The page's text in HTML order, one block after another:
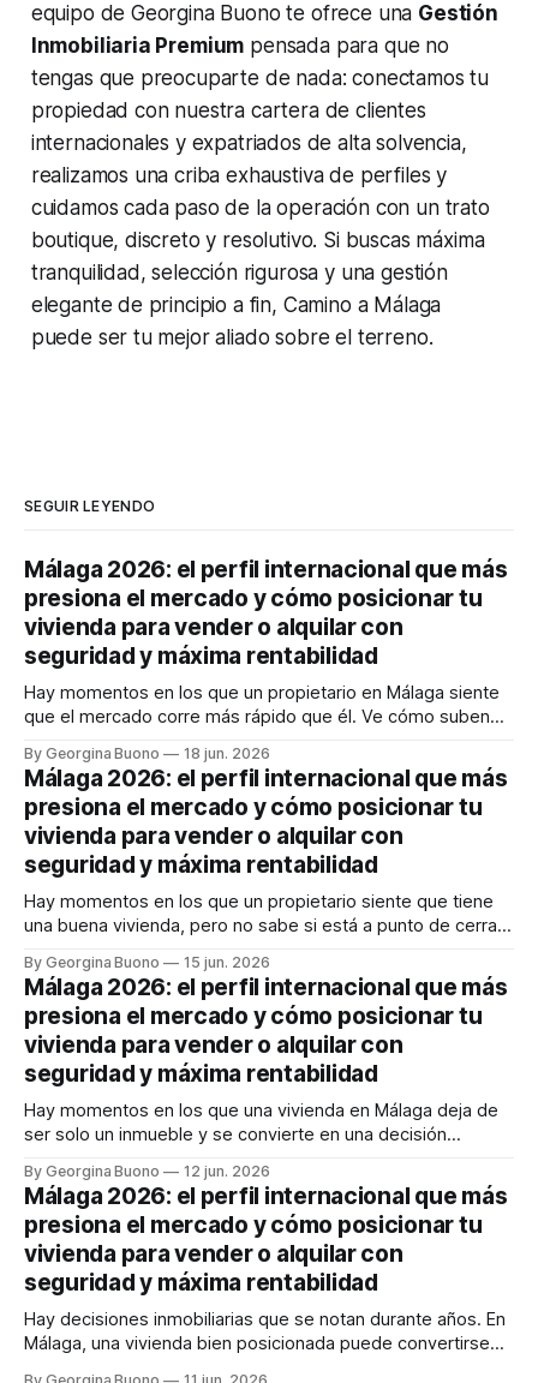
equipo de Georgina Buono te ofrece una Gestión
Inmobiliaria Premium pensada para que no
tengas que preocuparte de nada: conectamos tu
propiedad con nuestra cartera de clientes
internacionales y expatriados de alta solvencia,
realizamos una criba exhaustiva de perfiles y
cuidamos cada paso de la operación con un trato
boutique, discreto y resolutivo. Si buscas máxima
tranquilidad, selección rigurosa y una gestión
elegante de principio a fin, Camino a Málaga
puede ser tu mejor aliado sobre el terreno.
SEGUIR LEYENDO
Málaga 2026: el perfil internacional que más
presiona el mercado y cómo posicionar tu
vivienda para vender o alquilar con
seguridad y máxima rentabilidad
Hay momentos en los que un propietario en Málaga siente
que el mercado corre más rápido que él. Ve cómo suben
compradores e inquilinos internacionales con expectativas
muy concretas. Y entonces aparece la gran duda: ¿vendo
ahora, alquilo, espero o estoy
By Georgina Buono 18 jun. 2026
Málaga 2026: el perfil internacional que más
presiona el mercado y cómo posicionar tu
vivienda para vender o alquilar con
seguridad y máxima rentabilidad
Hay momentos en los que un propietario siente que tiene
una buena vivienda, pero no sabe si está a punto de cerrar
Málaga, esa duda pesa más que nunca. El sueño
mediterráneo sigue atrayendo capital, talento y familias
internacionales,
By Georgina Buono 15 jun. 2026
Málaga 2026: el perfil internacional que más
presiona el mercado y cómo posicionar tu
vivienda para vender o alquilar con
seguridad y máxima rentabilidad
Hay momentos en los que una vivienda en Málaga deja de
ser solo un inmueble y se convierte en una decisión
en un mercado donde el comprador internacional llega
rápido, bien informado y con poder de decisión. Si alquilas,
quieres rentabilidad, sí,
By Georgina Buono 12 jun. 2026
Málaga 2026: el perfil internacional que más
presiona el mercado y cómo posicionar tu
vivienda para vender o alquilar con
seguridad y máxima rentabilidad
Hay decisiones inmobiliarias que se notan durante años. En
Málaga, una vivienda bien posicionada puede convertirse